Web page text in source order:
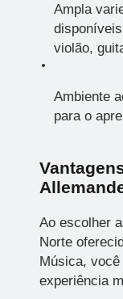
Ampla
violão,
Ambiente
para o
Ao escolher
Norte
Música,
experiência